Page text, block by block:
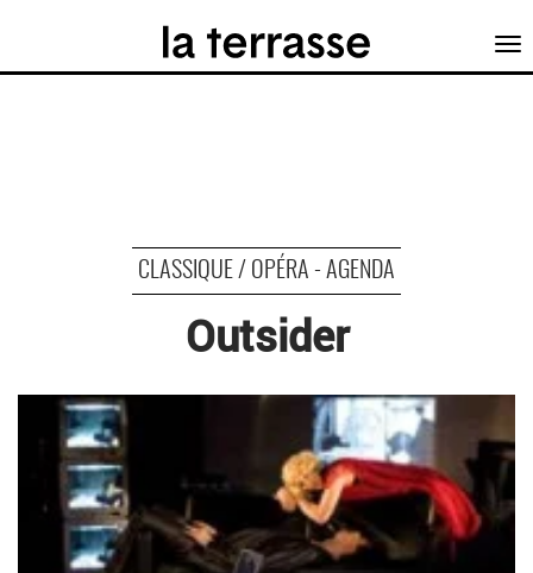
CLASSIQUE / OPÉRA - AGENDA
Outsider